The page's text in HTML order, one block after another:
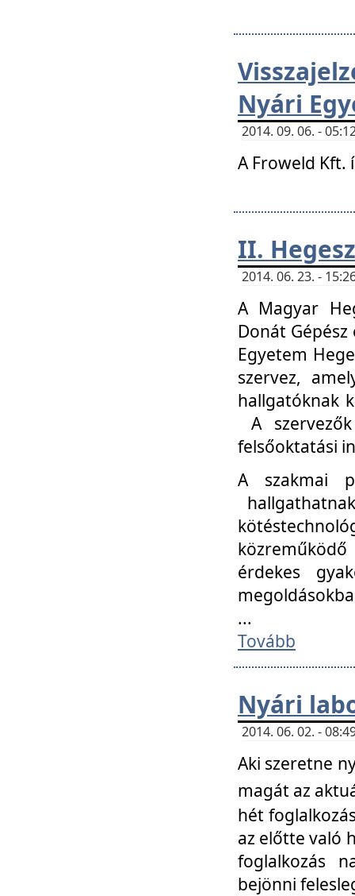
Nyári
2014. 09. 06. -
A Froweld
II.
2014. 06. 23. -
A Magyar
Donát
Egyetem
szervez,
hallgatóknak
A
felsőoktatási
A szakmai
érdekes
...
Tovább
Nyári
2014. 06. 02. -
Aki szeretne
magát az
hét
az előtte való
foglalkozás
bejönni